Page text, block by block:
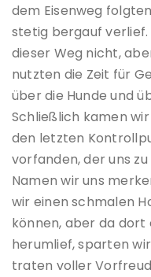
dem Eisenweg
stetig bergauf verlief.
dieser Weg nicht,
nutzten die Zeit für
über die Hunde und
Schließlich kamen
den letzten
vorfanden, der uns
Namen wir uns
wir einen schmalen
können, aber da dort
herumlief, sparten
traten voller